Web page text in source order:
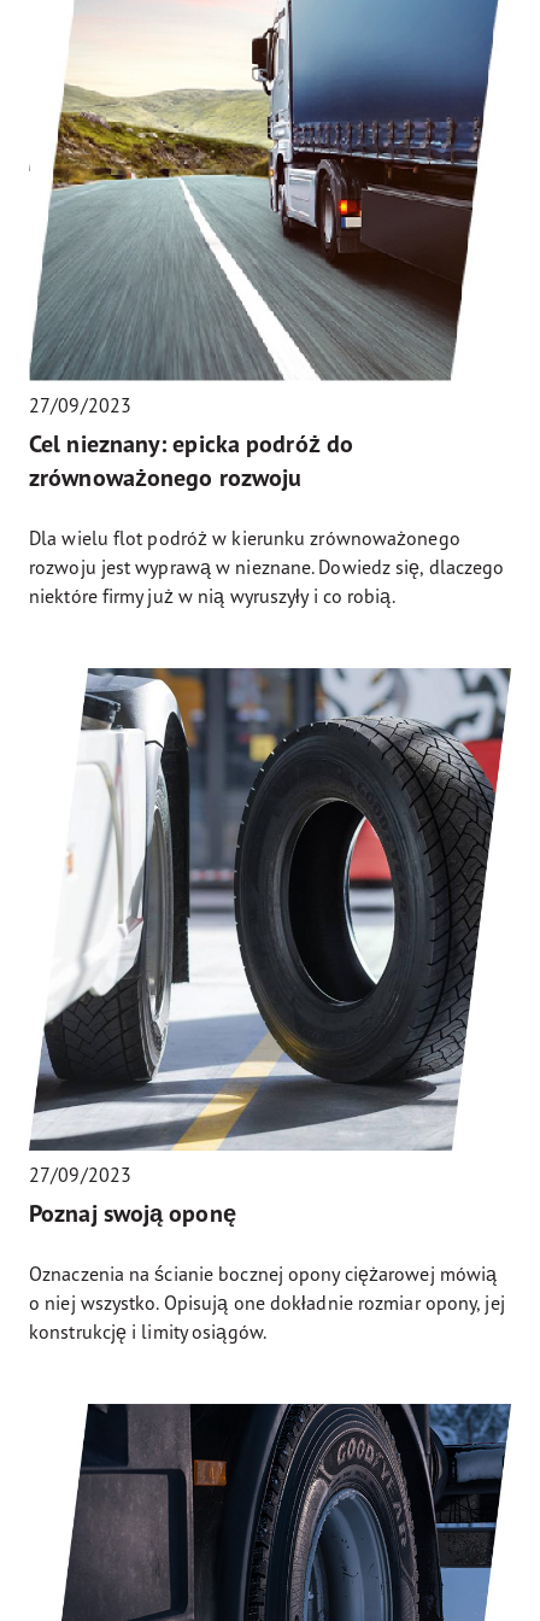
27/09/2023
Cel nieznany: epicka podróż do
zrównoważonego rozwoju
Dla wielu flot podróż w kierunku zrównoważonego
rozwoju jest wyprawą w nieznane. Dowiedz się, dlaczego
niektóre firmy już w nią wyruszyły i co robią.
27/09/2023
Poznaj swoją oponę
Oznaczenia na ścianie bocznej opony ciężarowej mówią
o niej wszystko. Opisują one dokładnie rozmiar opony, jej
konstrukcję i limity osiągów.